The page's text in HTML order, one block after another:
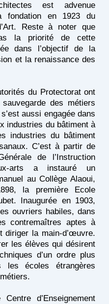
est advenue
fondation en 1923 du
Reste à noter que
la priorité de cette
dans l’objectif de la
et la renaissance des
du Protectorat ont
des métiers
aussi engagée dans
industries du bâtiment à
industries du bâtiment
C’est à partir de
de l’Instruction
arts a instauré un
au Collège Alaoui,
la première Ecole
Inaugurée en 1903,
ouvriers habiles, dans
contremaîtres aptes à
diriger la main-d’œuvre.
les élèves qui désirent
d’un ordre plus
les écoles étrangères
d’Enseignement